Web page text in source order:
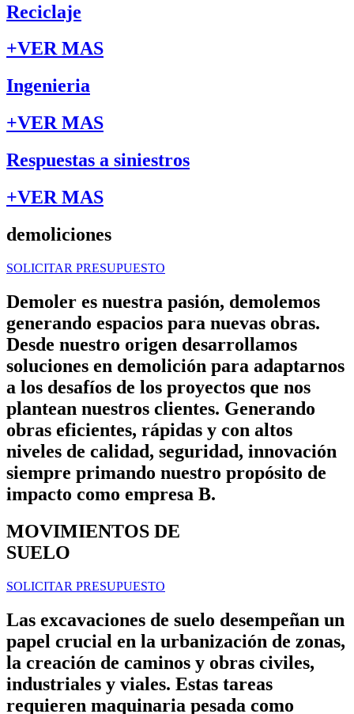
Reciclaje
+VER MAS
Ingenieria
+VER MAS
Respuestas a siniestros
+VER MAS
demoliciones
SOLICITAR PRESUPUESTO
Demoler es nuestra pasión, demolemos
generando espacios para nuevas obras.
Desde nuestro origen desarrollamos
soluciones en demolición para adaptarnos
a los desafíos de los proyectos que nos
plantean nuestros clientes. Generando
obras eficientes, rápidas y con altos
niveles de calidad, seguridad, innovación
siempre primando nuestro propósito de
impacto como empresa B.
MOVIMIENTOS DE
SUELO
SOLICITAR PRESUPUESTO
Las excavaciones de suelo desempeñan un
papel crucial en la urbanización de zonas,
la creación de caminos y obras civiles,
industriales y viales. Estas tareas
requieren maquinaria pesada como